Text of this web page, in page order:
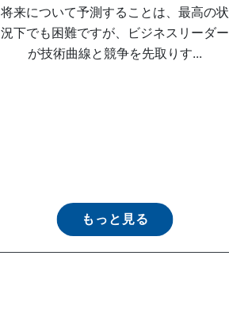
将来について予測することは、最高の状
況下でも困難ですが、ビジネスリーダー
が技術曲線と競争を先取りす...
もっと見る